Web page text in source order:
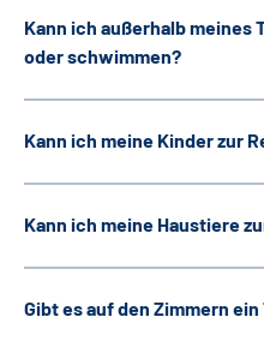
Gebärdensprache
Kann ich außerhalb meines
oder schwimmen?
Kann ich meine Kinder zur
Kann ich meine Haustiere
Gibt es auf den Zimmern